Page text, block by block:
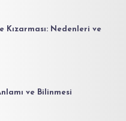
Kızarması: Nedenleri ve
ve Bilinmesi